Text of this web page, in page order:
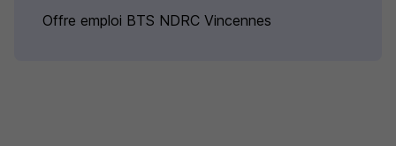
Offre emploi BTS NDRC Vincennes